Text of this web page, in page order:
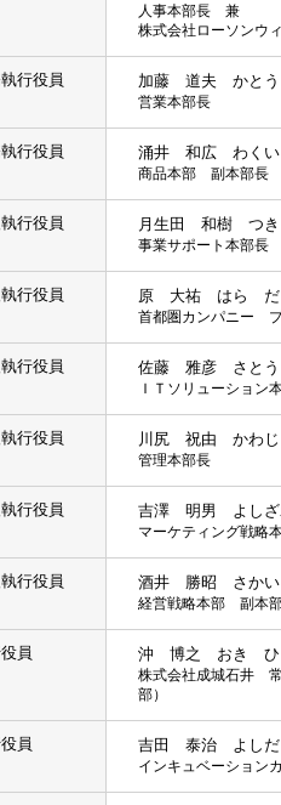
人事本部長 兼
株式会社ローソンウ
行役員 加藤 道夫 かと
営業本部長
行役員 涌井 和広 わく
商品本部 副本部長
行役員 月生田 和樹 つ
事業サポート本部長
行役員 原 大祐 はら だ
首都圏カンパニー
行役員 佐藤 雅彦 さと
ＩＴソリューション
行役員 川尻 祝由 かわ
管理本部長
行役員 吉澤 明男 よし
マーケティング戦略
行役員 酒井 勝昭 さか
経営戦略本部 副本
員 沖 博之 おき ひ
株式会社成城石井
部）
員 吉田 泰治 よし
インキュベーション